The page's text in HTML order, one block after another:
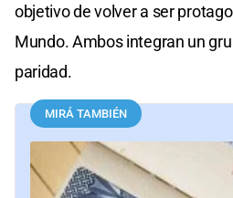
objetivo de volver a ser
Mundo. Ambos integran un
paridad.
MIRÁ TAMBIÉN